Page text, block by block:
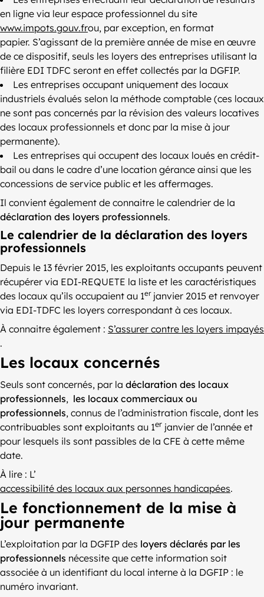
en ligne via leur espace professionnel du site
www.impots.gouv.frou, par exception, en format
papier. S’agissant de la première année de mise en œuvre
de ce dispositif, seuls les loyers des entreprises utilisant la
filière EDI TDFC seront en effet collectés par la DGFIP.
Les entreprises occupant uniquement des locaux
industriels évalués selon la méthode comptable (ces locaux
ne sont pas concernés par la révision des valeurs locatives
des locaux professionnels et donc par la mise à jour
permanente).
Les entreprises qui occupent des locaux loués en crédit-
bail ou dans le cadre d’une location gérance ainsi que les
concessions de service public et les affermages.
Il convient également de connaitre le calendrier de la
déclaration des loyers professionnels.
Le calendrier de la déclaration des loyers
professionnels
Depuis le 13 février 2015, les exploitants occupants peuvent
récupérer via EDI-REQUETE la liste et les caractéristiques
des locaux qu’ils occupaient au 1erjanvier 2015 et renvoyer
via EDI-TDFC les loyers correspondant à ces locaux.
À connaitre également : S’assurer contre les loyers impayés
.
Les locaux concernés
Seuls sont concernés, par la déclaration des locaux
professionnels, les locaux commerciaux ou
professionnels, connus de l’administration fiscale, dont les
contribuables sont exploitants au 1er janvier de l’année et
pour lesquels ils sont passibles de la CFE à cette même
date.
À lire : L’
accessibilité des locaux aux personnes handicapées.
Le fonctionnement de la mise à
jour permanente
L’exploitation par la DGFIP des loyers déclarés par les
professionnels nécessite que cette information soit
associée à un identifiant du local interne à la DGFIP : le
numéro invariant.